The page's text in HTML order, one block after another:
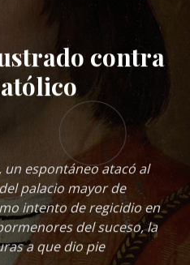
contra
un espontáneo atacó al
palacio mayor de
intento de regicidio en
del suceso, la
a que dio pie